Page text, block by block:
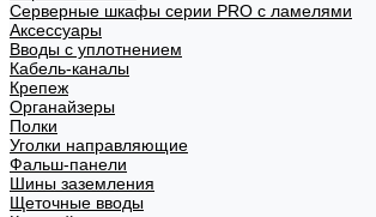
Серверные шкафы серии PRO с ламелями
Аксессуары
Вводы с уплотнением
Кабель-каналы
Крепеж
Органайзеры
Полки
Уголки направляющие
Фальш-панели
Шины заземления
Щеточные вводы